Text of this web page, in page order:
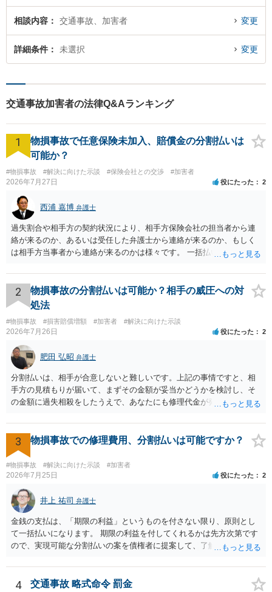
相談内容 交通事故、加害者 変更
詳細条件 未選択 変更
交通事故加害者の法律Q&Aランキング
1
物損事故で任意保険未加入、賠償金の分割払いは
可能か？
#物損事故 #解決に向けた示談 #保険会社との交渉 #加害者
2026年7月27日 役にたった 2
西浦 嘉博 弁護士
過失割合や相手方の契約状況により、相手方保険会社の担当者から連
絡が来るのか、あるいは受任した弁護士から連絡が来るのか、もしく
は相手方当事者から連絡が来るのかは様々です。 一括払いや分割払い
金の支払いにつき、分割払いに合意すれば、和解は可能です。 他方で
合意しなければ和解できないことになります。 今後の見通しを知る為
に、交渉の方向性につき、最寄りの法律事務所で相談だけでもされる
2
物損事故の分割払いは可能か？相手の威圧への対
処法
#物損事故 #損害賠償増額 #加害者 #解決に向けた示談
2026年7月26日 役にたった 2
肥田 弘昭 弁護士
分割払いは、相手が合意しないと難しいです。上記の事情ですと、相
手方の見積もりが届いて、まずその金額が妥当かどうかを検討し、そ
の金額に過失相殺をしたうえで、あなたにも修理代金が発生している
分割払いにしたいとの示談案を提案するのが良いかと思います。威圧
されるのであれば、斡旋、仲裁、民事調停を利用しては如何でしょう
か。ご参考にしてください。
3 物損事故での修理費用、分割払いは可能ですか？
#物損事故 #解決に向けた示談 #加害者
2026年7月25日 役にたった 2
井上 祐司 弁護士
金銭の支払は、「期限の利益」というものを付さない限り、原則とし
て一括払いになります。 期限の利益を付してくれるかは先方次第です
ので、実現可能な分割払いの案を債権者に提案して、了解してもらえ
4 交通事故 略式命令 罰金